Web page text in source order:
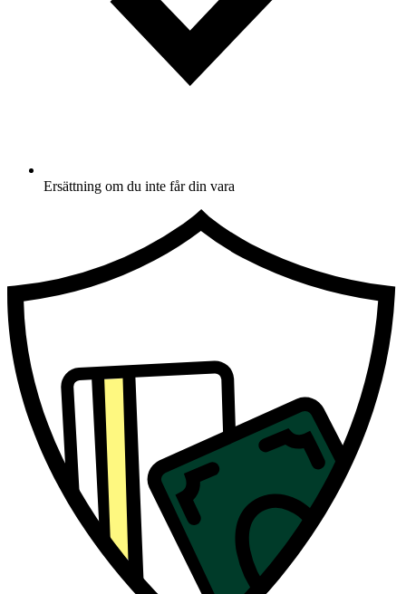
Ersättning om du inte får din vara